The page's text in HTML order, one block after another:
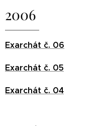
2006
Exarchát č. 06
Exarchát č. 05
Exarchát č. 04